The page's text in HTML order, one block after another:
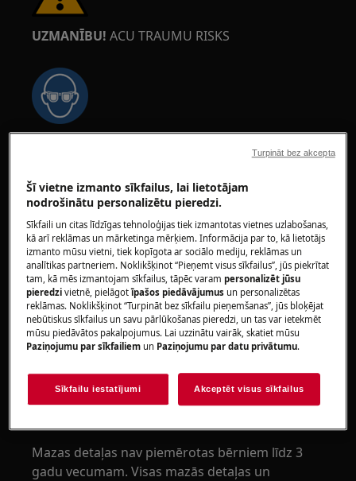
UZMANĪBU! ACU TRAUMU RISKS
remonta darbus, kas saistīti ar atsperēm.
UZMANĪBU!APDEGUMU BĪSTAMĪBA
Pirms jebkādas remonta vai apkopes darbības
pārliecinieties, ka ierīce nav karsta.
Mazas detaļas nav piemērotas bērniem līdz 3
gadu vecumam. Visas mazās detaļas un
Šī vietne izmanto sīkfailus, lai lietotājam
nodrošinātu personalizētu pieredzi.
Sīkfaili un citas līdzīgas tehnoloģijas tiek izmantotas vietnes uzlabošanas,
kā arī reklāmas un mārketinga mērķiem. Informācija par to, kā lietotājs
izmanto mūsu vietni, tiek kopīgota ar sociālo mediju, reklāmas un
analītikas partneriem. Noklikšķinot “Pieņemt visus sīkfailus”, jūs piekrītat
tam, kā mēs izmantojam sīkfailus, tāpēc varampersonalizēt jūsu
pieredzivietnē, pielāgotīpašos piedāvājumus un personalizētas
reklāmas. Noklikšķinot “Turpināt bez sīkfailu pieņemšanas”, jūs bloķējat
nebūtiskus sīkfailus un savu pārlūkošanas pieredzi, un tas var ietekmēt
mūsu piedāvātos pakalpojumus. Lai uzzinātu vairāk, skatiet mūsu
Paziņojumu par sīkfailiem un Paziņojumu par datu privātumu.
Sīkfailu iestatījumi Akceptēt visus sīkfailus
Turpināt bez akcepta